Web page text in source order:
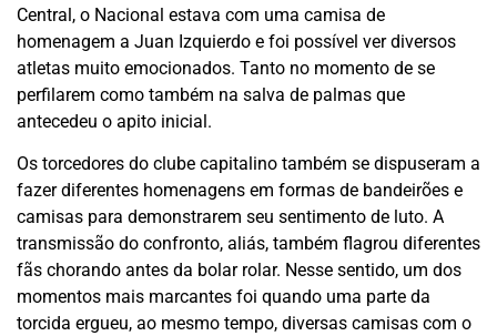
Central, o Nacional estava com uma camisa de
homenagem a Juan Izquierdo e foi possível ver diversos
atletas muito emocionados. Tanto no momento de se
perfilarem como também na salva de palmas que
antecedeu o apito inicial.
Os torcedores do clube capitalino também se dispuseram a
fazer diferentes homenagens em formas de bandeirões e
camisas para demonstrarem seu sentimento de luto. A
transmissão do confronto, aliás, também flagrou diferentes
fãs chorando antes da bolar rolar. Nesse sentido, um dos
momentos mais marcantes foi quando uma parte da
torcida ergueu, ao mesmo tempo, diversas camisas com o